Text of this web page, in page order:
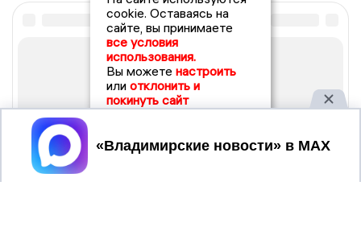
cookie. Оставаясь на
сайте, вы принимаете
все условия
использования.
Вы можете настроить
или отклонить и
покинуть сайт
Принять